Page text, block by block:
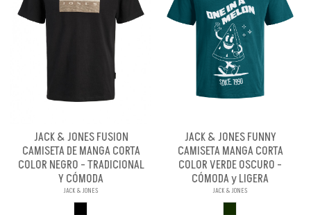
JACK & JONES FUSION
CAMISETA DE MANGA CORTA
COLOR NEGRO - TRADICIONAL
Y CÓMODA
JACK & JONES
JACK & JONES FUNNY
CAMISETA MANGA CORTA
COLOR VERDE OSCURO -
CÓMODA y LIGERA
JACK & JONES